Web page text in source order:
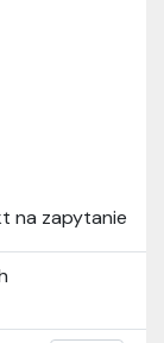
na zapytanie